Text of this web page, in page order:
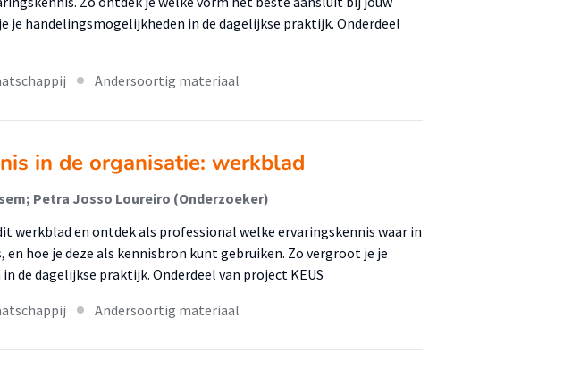
je handelingsmogelijkheden in de dagelijkse praktijk. Onderdeel
Andersoortig materiaal
in de organisatie: werkblad
Petra Josso Loureiro (Onderzoeker)
werkblad en ontdek als professional welke ervaringskennis waar in
en hoe je deze als kennisbron kunt gebruiken. Zo vergroot je je
de dagelijkse praktijk. Onderdeel van project KEUS
Andersoortig materiaal